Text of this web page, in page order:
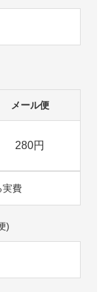
メール便
280円
実費
)